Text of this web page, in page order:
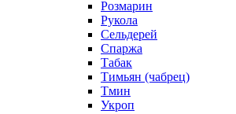
Розмарин
Рукола
Сельдерей
Спаржа
Табак
Тимьян (чабрец)
Тмин
Укроп